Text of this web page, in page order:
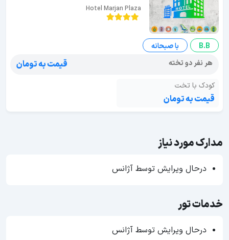
Hotel Marjan Plaza
B.B
با صبحانه
هر نفر دو تخته
قیمت به تومان
کودک با تخت
قیمت به تومان
مدارک مورد نیاز
درحال ویرایش توسط آژانس
خدمات تور
درحال ویرایش توسط آژانس